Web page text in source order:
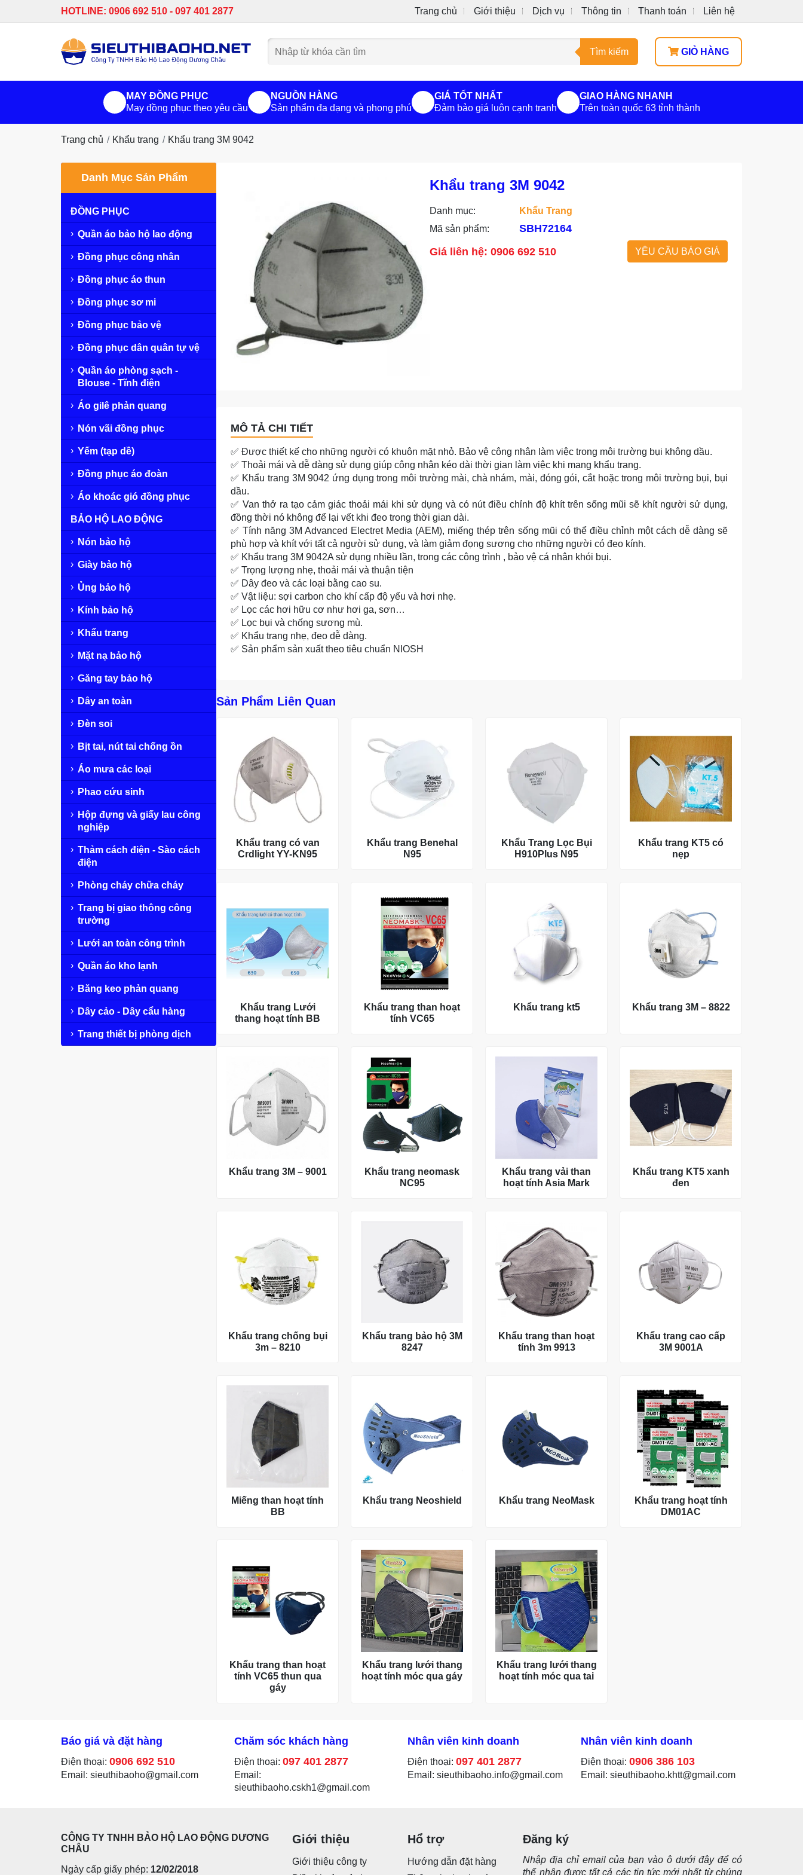
HOTLINE: 0906 692 510 - 097 401 2877 Trang chủ Giới thiệu Dịch vụ Thông tin Thanh toán Liên hệ
Tìm kiếm GIỎ HÀNG
MAY ĐỒNG PHỤC
May đồng phục theo yêu cầu
NGUỒN HÀNG
Sản phẩm đa dạng và phong phú
GIÁ TỐT NHẤT
Đảm bảo giá luôn cạnh tranh
GIAO HÀNG NHANH
Trên toàn quốc 63 tỉnh thành
Trang chủ Khẩu trang Khẩu trang 3M 9042
Danh Mục Sản Phẩm
ĐỒNG PHỤC
Quần áo bảo hộ lao động
Đồng phục công nhân
Đồng phục áo thun
Đồng phục sơ mi
Đồng phục bảo vệ
Đồng phục dân quân tự vệ
Quần áo phòng sạch -
Blouse - Tĩnh điện
Áo gilê phản quang
Nón vãi đồng phục
Yếm (tạp dề)
Đồng phục áo đoàn
Áo khoác gió đồng phục
BẢO HỘ LAO ĐỘNG
Nón bảo hộ
Giày bảo hộ
Ủng bảo hộ
Kính bảo hộ
Khẩu trang
Mặt nạ bảo hộ
Găng tay bảo hộ
Dây an toàn
Đèn soi
Bịt tai, nút tai chống ồn
Áo mưa các loại
Phao cứu sinh
Hộp đựng và giấy lau công
nghiệp
Thảm cách điện - Sào cách
điện
Phòng cháy chữa cháy
Trang bị giao thông công
trường
Lưới an toàn công trình
Quần áo kho lạnh
Băng keo phản quang
Dây cảo - Dây cẩu hàng
Trang thiết bị phòng dịch
Khẩu trang 3M 9042
Danh mục:
Khẩu Trang
Mã sản phẩm:
SBH72164
Giá liên hệ: 0906 692 510 YÊU CẦU BÁO GIÁ
MÔ TẢ CHI TIẾT
✅ Được thiết kế cho những người có khuôn mặt nhỏ. Bảo vệ công nhân làm việc trong môi trường bụi không dầu.
✅ Thoải mái và dễ dàng sử dụng giúp công nhân kéo dài thời gian làm việc khi mang khẩu trang.
✅ Khẩu trang 3M 9042 ứng dụng trong môi trường mài, chà nhám, mài, đóng gói, cắt hoặc trong môi trường bụi, bụi
dầu.
✅ Van thở ra tạo cảm giác thoải mái khi sử dụng và có nút điều chỉnh độ khít trên sống mũi sẽ khít người sử dụng,
đồng thời nó không để lại vết khi đeo trong thời gian dài.
✅ Tính năng 3M Advanced Electret Media (AEM), miếng thép trên sống mũi có thể điều chỉnh một cách dễ dàng sẽ
phù hợp và khít với tất cả người sử dụng, và làm giảm đọng sương cho những người có đeo kính.
✅ Khẩu trang 3M 9042A sử dụng nhiều lần, trong các công trình , bảo vệ cá nhân khói bụi.
✅ Trọng lượng nhẹ, thoải mái và thuận tiện
✅ Dây đeo và các loại bằng cao su.
✅ Vật liệu: sợi carbon cho khí cấp độ yếu và hơi nhẹ.
✅ Lọc các hơi hữu cơ như hơi ga, sơn…
✅ Lọc bụi và chống sương mù.
✅ Khẩu trang nhẹ, đeo dễ dàng.
✅ Sản phẩm sản xuất theo tiêu chuẩn NIOSH
Sản Phẩm Liên Quan
Khẩu trang có van
Crdlight YY-KN95
Khẩu trang Benehal
N95
Khẩu Trang Lọc Bụi
H910Plus N95
Khẩu trang KT5 có
nẹp
Khẩu trang Lưới
thang hoạt tính BB
Khẩu trang than hoạt
tính VC65
Khẩu trang kt5 Khẩu trang 3M – 8822
Khẩu trang 3M – 9001
Khẩu trang neomask
NC95
Khẩu trang vải than
hoạt tính Asia Mark
Khẩu trang KT5 xanh
đen
Khẩu trang chống bụi
3m – 8210
Khẩu trang bảo hộ 3M
8247
Khẩu trang than hoạt
tính 3m 9913
Khẩu trang cao cấp
3M 9001A
Miếng than hoạt tính
BB
Khẩu trang Neoshield Khẩu trang NeoMask
Khẩu trang hoạt tính
DM01AC
Khẩu trang than hoạt
tính VC65 thun qua
gáy
Khẩu trang lưới thang
hoạt tính móc qua gáy
Khẩu trang lưới thang
hoạt tính móc qua tai
Báo giá và đặt hàng
Điện thoại: 0906 692 510
Email: sieuthibaoho@gmail.com
Chăm sóc khách hàng
Điện thoại: 097 401 2877
Email:
sieuthibaoho.cskh1@gmail.com
Nhân viên kinh doanh
Điện thoại: 097 401 2877
Email: sieuthibaoho.info@gmail.com
Nhân viên kinh doanh
Điện thoại: 0906 386 103
Email: sieuthibaoho.khtt@gmail.com
CÔNG TY TNHH BẢO HỘ LAO ĐỘNG DƯƠNG
CHÂU
Ngày cấp giấy phép: 12/02/2018
Giới thiệu
Giới thiệu công ty
Hổ trợ
Hướng dẫn đặt hàng
Đăng ký
Nhập địa chỉ email của bạn vào ô dưới đây để có
thể nhận được tất cả các tin tức mới nhất từ chúng